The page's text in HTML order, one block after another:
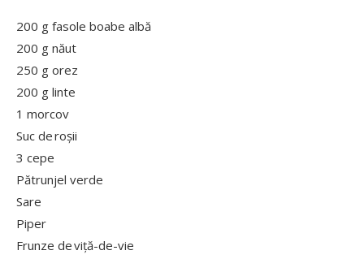
200 g fasole boabe albă
200 g năut
250 g orez
200 g linte
1 morcov
Suc de roșii
3 cepe
Pătrunjel verde
Sare
Piper
Frunze de viță-de-vie